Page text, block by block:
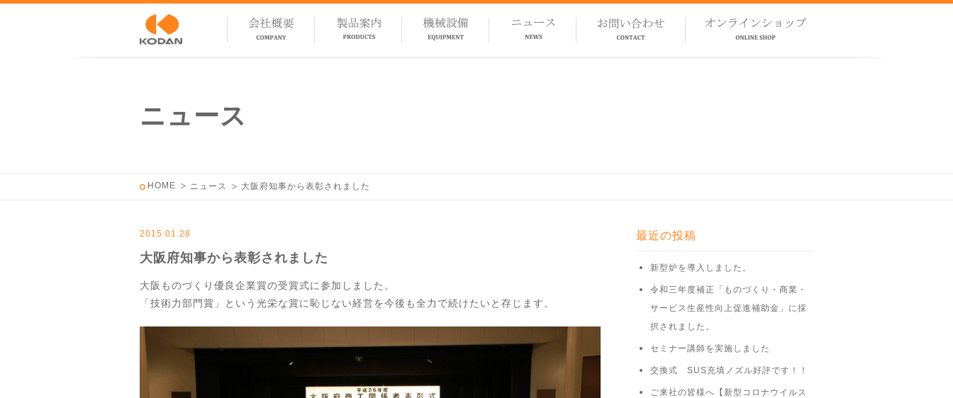
ニュース
HOME ニュース 大阪府知事から表彰されました
2015.01.28
大阪府知事から表彰されました
大阪ものづくり優良企業賞の受賞式に参加しました。
「技術力部門賞」という光栄な賞に恥じない経営を今後も全力で続けたいと存じます。
最近の投稿
新型炉を導入しました。
令和三年度補正「ものづくり・商業・
サービス生産性向上促進補助金」に採
択されました。
セミナー講師を実施しました
交換式 SUS充填ノズル好評です！！
ご来社の皆様へ【新型コロナウイルス